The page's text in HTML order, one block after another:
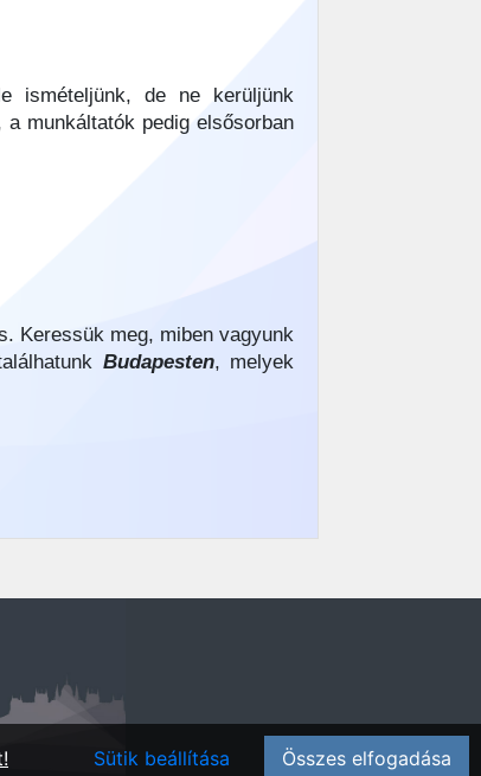
ismételjünk, de ne kerüljünk
munkáltatók pedig elsősorban
Keressük meg, miben vagyunk
Budapesten, melyek
Sütik beállítása Összes elfogadása